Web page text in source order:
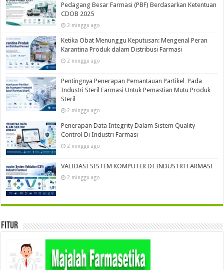
Pedagang Besar Farmasi (PBF) Berdasarkan Ketentuan
CDOB 2025
2 minggu ago
Ketika Obat Menunggu Keputusan: Mengenal Peran
Karantina Produk dalam Distribusi Farmasi
2 minggu ago
Pentingnya Penerapan Pemantauan Partikel Pada
Industri Steril Farmasi Untuk Pemastian Mutu Produk
Steril
2 minggu ago
Penerapan Data Integrity Dalam Sistem Quality
Control Di Industri Farmasi
2 minggu ago
VALIDASI SISTEM KOMPUTER DI INDUSTRI FARMASI
2 minggu ago
Fitur